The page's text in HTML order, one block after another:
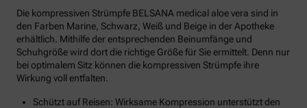
Die kompressiven Strümpfe BELSANA medical aloe vera sind in
den Farben Marine, Schwarz, Weiß und Beige in der Apotheke
erhältlich. Mithilfe der entsprechenden Beinumfänge und
Schuhgröße wird dort die richtige Größe für Sie ermittelt. Denn nur
bei optimalem Sitz können die kompressiven Strümpfe ihre
Wirkung voll entfalten.
Schützt auf Reisen: Wirksame Kompression unterstützt den